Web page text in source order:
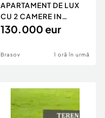
APARTAMENT DE LUX
CU 2 CAMERE IN
AVANGARDEN 3
130.000 eur
Brasov 1 oră în urmă